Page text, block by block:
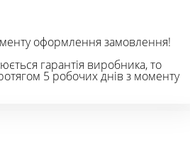
оформлення замовлення!
гарантія виробника, то
5 робочих днів з моменту